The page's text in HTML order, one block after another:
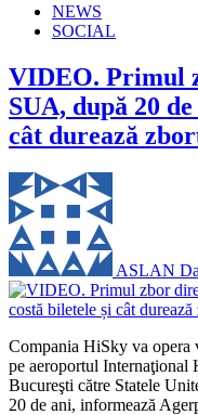
NEWS
SOCIAL
VIDEO. Primul
SUA, după 20
cât durează
ASLAN
Compania HiSky va opera
pe aeroportul Internaţional
Bucureşti către Statele
20 de ani, informează